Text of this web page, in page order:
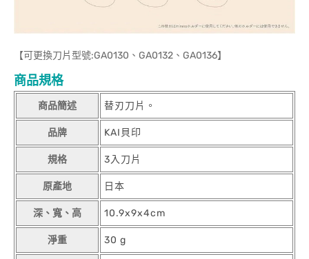
【可更換刀片型號:GA0130、GA0132、GA0136】
商品規格
商品簡述 替刃刀片。
品牌 KAI貝印
規格 3入刀片
原產地 日本
深、寬、高 10.9x9x4cm
淨重 30 g